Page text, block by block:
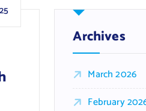
Archives
March 2026
February